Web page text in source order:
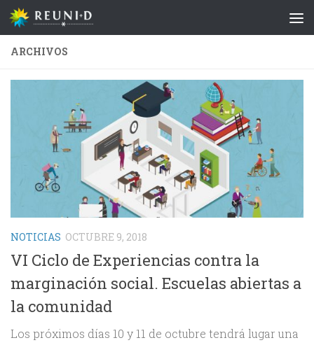
Saltar al contenido
ARCHIVOS
NOTICIAS OCTUBRE 9, 2018
VI Ciclo de Experiencias contra la
marginación social. Escuelas abiertas a
la comunidad
Los próximos días 10 y 11 de octubre tendrá lugar una